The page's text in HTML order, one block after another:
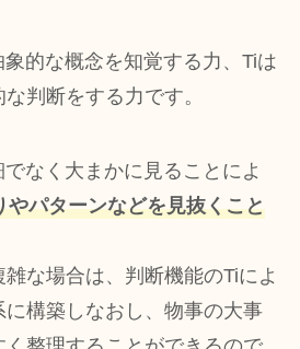
的な概念を知覚する力、Tiは
判断をする力です。
なく大まかに見ることによ
やパターンなどを見抜くこと
な場合は、判断機能のTiによ
に構築しなおし、物事の大事